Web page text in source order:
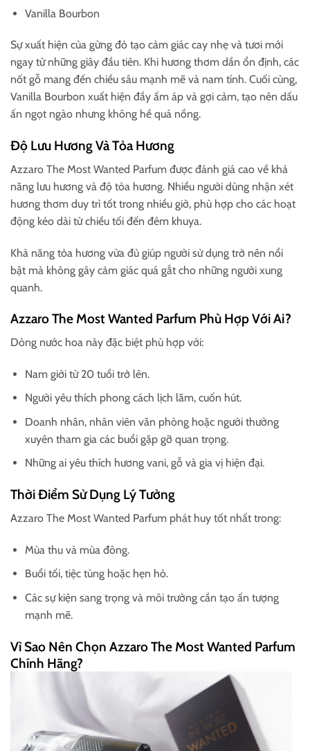
Vanilla Bourbon
Sự xuất hiện của gừng đỏ tạo cảm giác cay nhẹ và tươi mới
ngay từ những giây đầu tiên. Khi hương thơm dần ổn định, các
nốt gỗ mang đến chiều sâu mạnh mẽ và nam tính. Cuối cùng,
Vanilla Bourbon xuất hiện đầy ấm áp và gợi cảm, tạo nên dấu
ấn ngọt ngào nhưng không hề quá nồng.
Độ Lưu Hương Và Tỏa Hương
Azzaro The Most Wanted Parfum được đánh giá cao về khả
năng lưu hương và độ tỏa hương. Nhiều người dùng nhận xét
hương thơm duy trì tốt trong nhiều giờ, phù hợp cho các hoạt
động kéo dài từ chiều tối đến đêm khuya.
Khả năng tỏa hương vừa đủ giúp người sử dụng trở nên nổi
bật mà không gây cảm giác quá gắt cho những người xung
quanh.
Azzaro The Most Wanted Parfum Phù Hợp Với Ai?
Dòng nước hoa này đặc biệt phù hợp với:
Nam giới từ 20 tuổi trở lên.
Người yêu thích phong cách lịch lãm, cuốn hút.
Doanh nhân, nhân viên văn phòng hoặc người thường
xuyên tham gia các buổi gặp gỡ quan trọng.
Những ai yêu thích hương vani, gỗ và gia vị hiện đại.
Thời Điểm Sử Dụng Lý Tưởng
Azzaro The Most Wanted Parfum phát huy tốt nhất trong:
Mùa thu và mùa đông.
Buổi tối, tiệc tùng hoặc hẹn hò.
Các sự kiện sang trọng và môi trường cần tạo ấn tượng
mạnh mẽ.
Vì Sao Nên Chọn Azzaro The Most Wanted Parfum
Chính Hãng?